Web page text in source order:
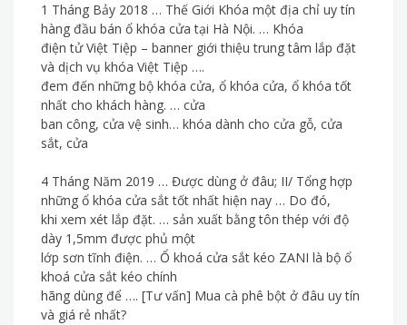
1 Tháng Bảy 2018 … Thế Giới Khóa một địa chỉ uy tín
hàng đầu bán ổ khóa cửa tại Hà Nội. … Khóa
điện tử Việt Tiệp – banner giới thiệu trung tâm lắp đặt
và dịch vụ khóa Việt Tiệp ….
đem đến những bộ khóa cửa, ổ khóa cửa, ổ khóa tốt
nhất cho khách hàng. … cửa
ban công, cửa vệ sinh… khóa dành cho cửa gỗ, cửa
sắt, cửa
4 Tháng Năm 2019 … Được dùng ở đâu; II/ Tổng hợp
những ổ khóa cửa sắt tốt nhất hiện nay … Do đó,
khi xem xét lắp đặt. … sản xuất bằng tôn thép với độ
dày 1,5mm được phủ một
lớp sơn tĩnh điện. … Ổ khoá cửa sắt kéo ZANI là bộ ổ
khoá cửa sắt kéo chính
hãng dùng để …. [Tư vấn] Mua cà phê bột ở đâu uy tín
và giá rẻ nhất?